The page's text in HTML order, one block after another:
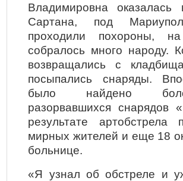
Владимировна оказалась
Сартана, под
проходили похороны,
собралось много народу.
возвращались с
посыпались снаряды.
было найдено
разорвавшихся снарядов
результате артобстрела
мирных жителей и еще 18
больнице.
«Я узнал об обстреле и